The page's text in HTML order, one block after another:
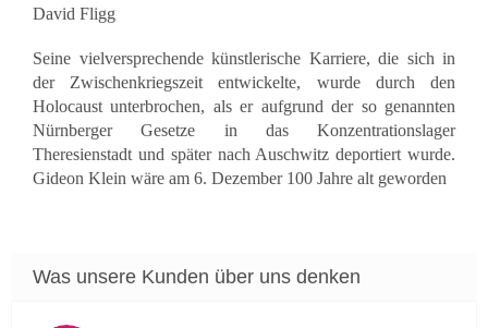
David Fligg
Seine vielversprechende künstlerische Karriere, die sich in
der Zwischenkriegszeit entwickelte, wurde durch den
Holocaust unterbrochen, als er aufgrund der so genannten
Nürnberger Gesetze in das Konzentrationslager
Theresienstadt und später nach Auschwitz deportiert wurde.
Gideon Klein wäre am 6. Dezember 100 Jahre alt geworden